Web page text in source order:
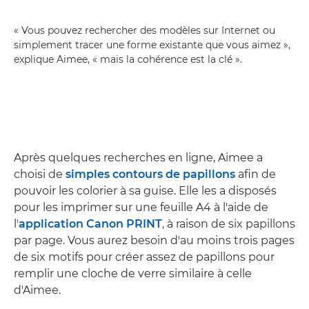
« Vous pouvez rechercher des modèles sur Internet ou
simplement tracer une forme existante que vous aimez »,
explique Aimee, « mais la cohérence est la clé ».
Après quelques recherches en ligne, Aimee a
choisi de simples contours de papillons afin de
pouvoir les colorier à sa guise. Elle les a disposés
pour les imprimer sur une feuille A4 à l'aide de
l'application Canon PRINT, à raison de six papillons
par page. Vous aurez besoin d'au moins trois pages
de six motifs pour créer assez de papillons pour
remplir une cloche de verre similaire à celle
d'Aimee.